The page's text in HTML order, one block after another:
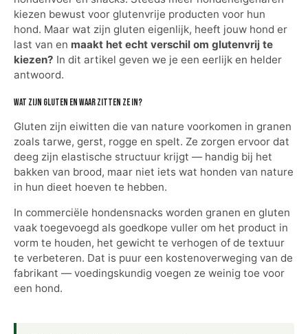
kiezen bewust voor glutenvrije producten voor hun
hond. Maar wat zijn gluten eigenlijk, heeft jouw hond er
last van en maakt het echt verschil om glutenvrij te
kiezen? In dit artikel geven we je een eerlijk en helder
antwoord.
Wat zijn gluten en waar zitten ze in?
Gluten zijn eiwitten die van nature voorkomen in granen
zoals tarwe, gerst, rogge en spelt. Ze zorgen ervoor dat
deeg zijn elastische structuur krijgt — handig bij het
bakken van brood, maar niet iets wat honden van nature
in hun dieet hoeven te hebben.
In commerciële hondensnacks worden granen en gluten
vaak toegevoegd als goedkope vuller om het product in
vorm te houden, het gewicht te verhogen of de textuur
te verbeteren. Dat is puur een kostenoverweging van de
fabrikant — voedingskundig voegen ze weinig toe voor
een hond.